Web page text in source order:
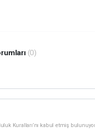
(0)
Kuralları’nı kabul etmiş